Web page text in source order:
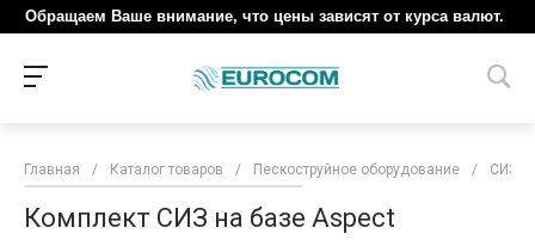
Обращаем Ваше внимание, что цены зависят от курса валют.
Главная / Каталог товаров / Пескоструйное оборудование / СИЗ
Комплект СИЗ на базе Aspect